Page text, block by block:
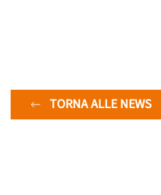
TORNA ALLE NEWS